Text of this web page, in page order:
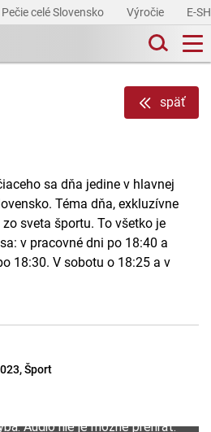
Pečie celé Slovensko Výročie E-
späť
sa dňa jedine v hlavnej
Téma dňa, exkluzívne
sveta športu. To všetko je
v pracovné dni po 18:40 a
18:30. V sobotu o 18:25 a v
Šport